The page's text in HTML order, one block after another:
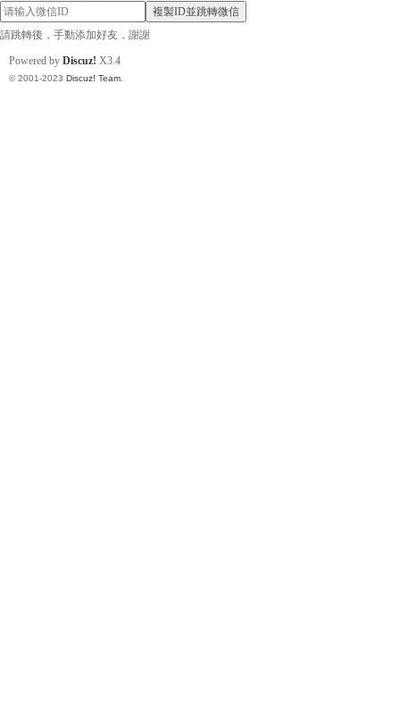
小
複製ID並跳轉微信
請跳轉後，手動添加好友，謝謝
Powered by Discuz! X3.4
© 2001-2023 Discuz! Team